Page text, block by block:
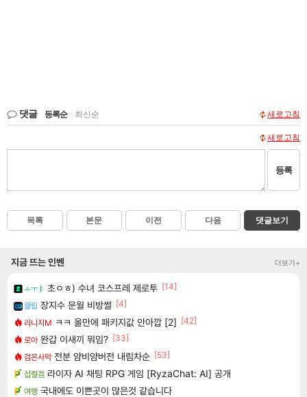
댓글 등록순 최신순 새로고침
새로고침
등록
목록 본문 이전 다음 댓글보기
지금 뜨는 인벤 더보기+
ㅗㅜㅑ 초ㅇㅎ) 수녀 코스프레 제로투 [14]
클립 장지수 문월 비방썰 [4]
리니지M ㅋㅋ 올만에 패키지값 안아깝 [2] [42]
로아 완갑 이새끼 뭐임? [33]
검은사막 전분 얌비얌버전 내림차순 [53]
섭컬겜 라이자 AI 채팅 RPG 게임 [RyzaChat: AI] 공개
여행 국내에도 이쁜곳이 많은것 같습니다